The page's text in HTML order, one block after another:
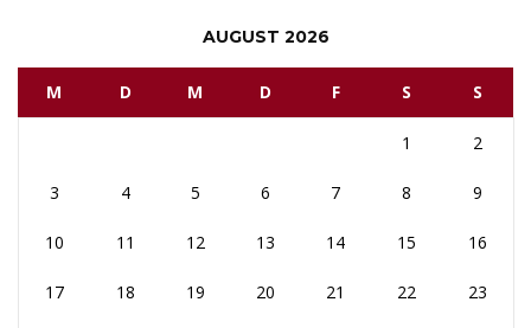
AUGUST 2026
M D M D F S S
1 2
3 4 5 6 7 8 9
10 11 12 13 14 15 16
17 18 19 20 21 22 23